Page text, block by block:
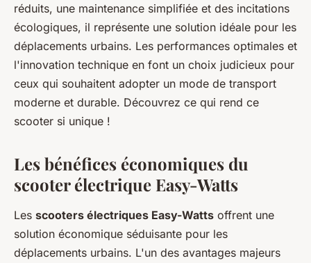
réduits, une maintenance simplifiée et des incitations
écologiques, il représente une solution idéale pour les
déplacements urbains. Les performances optimales et
l'innovation technique en font un choix judicieux pour
ceux qui souhaitent adopter un mode de transport
moderne et durable. Découvrez ce qui rend ce
scooter si unique !
Les bénéfices économiques du
scooter électrique Easy-Watts
Les scooters électriques Easy-Watts offrent une
solution économique séduisante pour les
déplacements urbains. L'un des avantages majeurs